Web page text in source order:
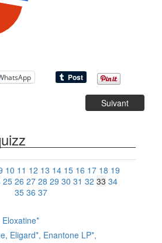
Suivant
10 11 12 13 14 15 16 17 18 19
25 26 27 28 29 30 31 32 33 34
35 36 37
Eligard*, Enantone LP*,